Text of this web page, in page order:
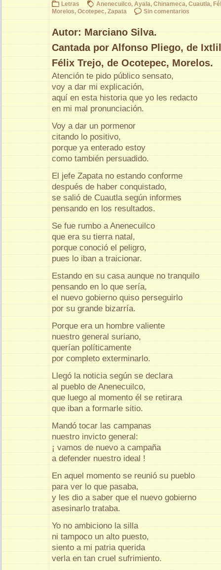
Letras Anenecuilco, Ayala, Chinameca, Cuautla,
Morelos, Ocotepec, Zapata Sin comentarios
Autor: Marciano Silva.
Cantada por Alfonso Pliego, de
Félix Trejo, de Ocotepec, Morelos.
Atención te pido público sensato,
voy a dar mi explicación,
aquí en esta historia que yo les redacto
en mi mal pronunciación.
Voy a dar un pormenor
citando lo positivo,
porque ya enterado estoy
como también persuadido.
El jefe Zapata no estando conforme
después de haber conquistado,
se salió de Cuautla según informes
pensando en los resultados.
Se fue rumbo a Anenecuilco
que era su tierra natal,
porque conoció el peligro,
pues lo iban a traicionar.
Estando en su casa aunque no tranquilo
pensando en lo que sería,
el nuevo gobierno quiso perseguirlo
por su grande bizarría.
Porque era un hombre valiente
nuestro general suriano,
querían políticamente
por completo exterminarlo.
Llegó la noticia según se declara
al pueblo de Anenecuilco,
que luego al momento él se retirara
que iban a formarle sitio.
Mandó tocar las campanas
nuestro invicto general:
¡ vamos de nuevo a campaña
a defender nuestro ideal !
En aquel momento se reunió su pueblo
para ver lo que pasaba,
y les dio a saber que el nuevo gobierno
asesinarlo trataba.
Yo no ambiciono la silla
ni tampoco un alto puesto,
siento a mi patria querida
verla en tan cruel sufrimiento.